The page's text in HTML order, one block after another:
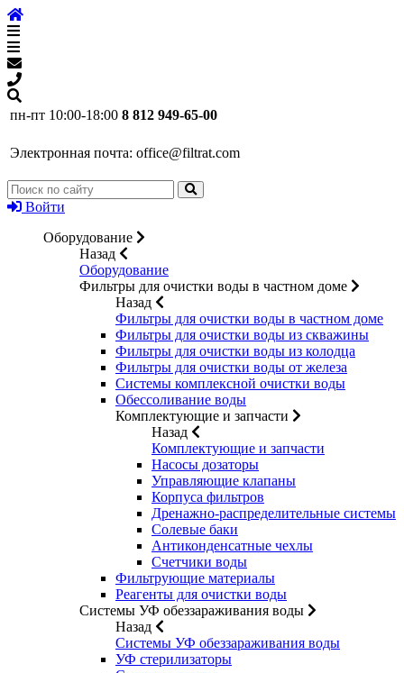
пн-пт 10:00-18:00 8 812 949-65-00
Электронная почта: office@filtrat.com
Войти
Оборудование
Назад
Оборудование
Фильтры для очистки воды в частном доме
Назад
Фильтры для очистки воды в частном доме
Фильтры для очистки воды из скважины
Фильтры для очистки воды из колодца
Фильтры для очистки воды от железа
Системы комплексной очистки воды
Обессоливание воды
Комплектующие и запчасти
Назад
Комплектующие и запчасти
Насосы дозаторы
Управляющие клапаны
Корпуса фильтров
Дренажно-распределительные системы
Солевые баки
Антиконденсатные чехлы
Счетчики воды
Фильтрующие материалы
Реагенты для очистки воды
Системы УФ обеззараживания воды
Назад
Системы УФ обеззараживания воды
УФ стерилизаторы